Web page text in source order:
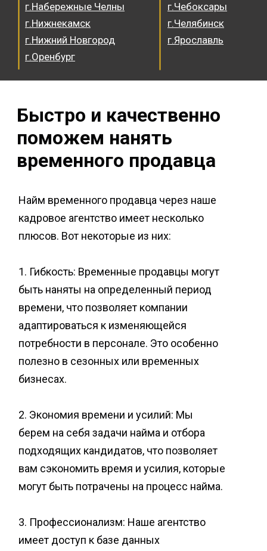
г.Чебоксары
г.Челябинск
г.Ярославль
г.Набережные Челны
г.Нижнекамск
г.Нижний Новгород
г.Оренбург
Найм временного продавца через наше
кадровое агентство имеет несколько
плюсов. Вот некоторые из них:
1. Гибкость: Временные продавцы могут
быть наняты на определенный период
времени, что позволяет компании
адаптироваться к изменяющейся
потребности в персонале. Это особенно
полезно в сезонных или временных
бизнесах.
2. Экономия времени и усилий: Мы
берем на себя задачи найма и отбора
подходящих кандидатов, что позволяет
вам сэкономить время и усилия, которые
могут быть потрачены на процесс найма.
3. Профессионализм: Наше агентство
имеет доступ к базе данных
Быстро и качественно
поможем нанять
временного продавца